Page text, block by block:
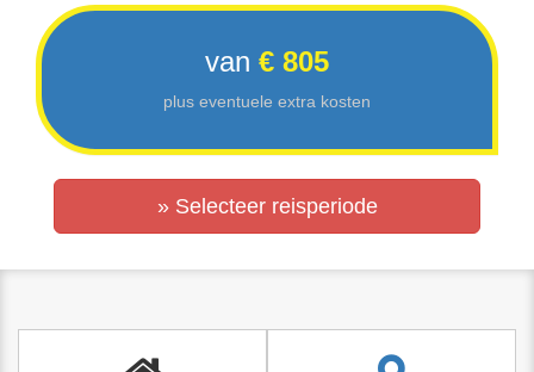
van € 805
plus eventuele extra kosten
» Selecteer reisperiode